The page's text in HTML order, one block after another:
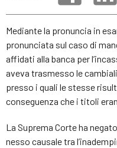
Mediante la pronuncia in
pronunciata sul caso di
affidati alla banca per
aveva trasmesso le
presso i quali le stesse
conseguenza che i titoli
La Suprema Corte ha
nesso causale tra